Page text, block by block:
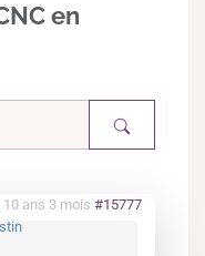
en
10 ans 3 mois #15777